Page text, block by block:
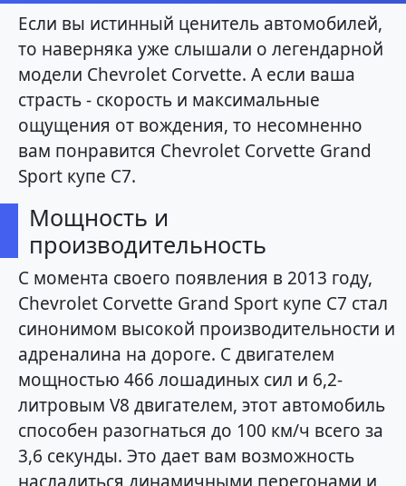
Если вы истинный ценитель автомобилей,
то наверняка уже слышали о легендарной
модели Chevrolet Corvette. А если ваша
страсть - скорость и максимальные
ощущения от вождения, то несомненно
вам понравится Chevrolet Corvette Grand
Sport купе C7.
Мощность и
производительность
С момента своего появления в 2013 году,
Chevrolet Corvette Grand Sport купе C7 стал
синонимом высокой производительности и
адреналина на дороге. С двигателем
мощностью 466 лошадиных сил и 6,2-
литровым V8 двигателем, этот автомобиль
способен разогнаться до 100 км/ч всего за
3,6 секунды. Это дает вам возможность